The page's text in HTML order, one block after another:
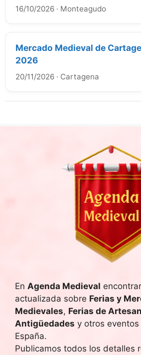
16/10/2026 · Monteagudo
Mercado Medieval de
2026
20/11/2026 · Cartagena
En Agenda Medieval
actualizada sobre Ferias y
Medievales, Ferias de
Antigüedades y otros
España.
Publicamos todos los detalles